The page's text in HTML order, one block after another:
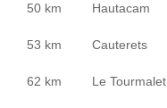
50 km Hautacam
53 km Cauterets
62 km Le Tourmalet